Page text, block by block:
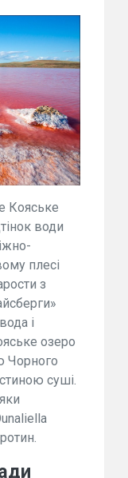
Кояське
води
плесі
з
і
озеро
Чорного
суші.